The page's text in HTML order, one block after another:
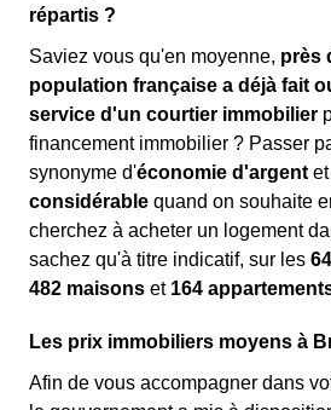
répartis ?
Saviez vous qu'en moyenne, près
population française a déjà fait
service d'un courtier immobilier
financement immobilier ? Passer
synonyme d'économie d'argent
considérable quand on souhaite
cherchez à acheter un logement
sachez qu'à titre indicatif, sur les
482 maisons et 164
Les prix immobiliers moyens à
Afin de vous accompagner dans